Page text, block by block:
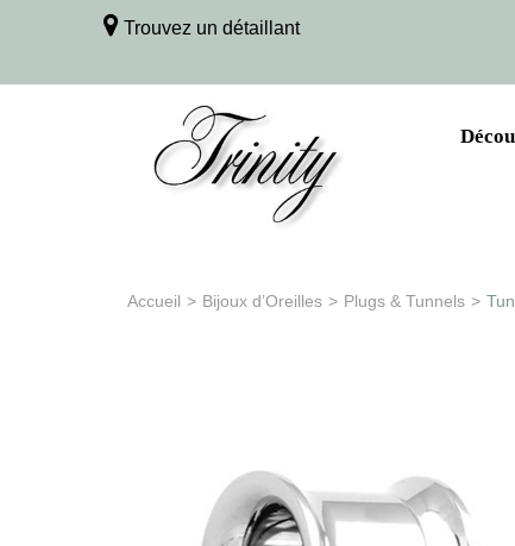
Trouvez un détaillant
Accueil > Bijoux d’Oreilles > Plugs & Tunnels >